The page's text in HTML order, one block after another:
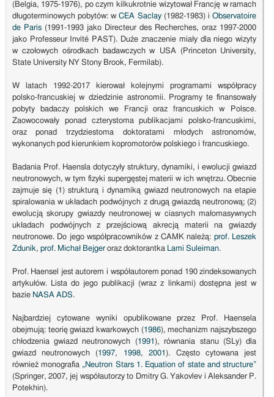
(Belgia, 1975-1976), po czym kilkukrotnie wizytował Francję w ramach
długoterminowych pobytów: wCEA Saclay(1982-1983) iObservatoire
de Paris(1991-1993 jako Directeur des Recherches, oraz 1997-2000
jako Professeur Invité PAST). Duże znaczenie miały dla niego wizyty
w czołowych ośrodkach badawczych w USA (Princeton University,
State University NY Stony Brook, Fermilab).
W latach 1992-2017 kierował kolejnymi programami współpracy
polsko-francuskiej w dziedzinie astronomii. Programy te finansowały
pobyty badaczy polskich we Francji oraz francuskich w Polsce.
Zaowocowały ponad czterystoma publikacjami polsko-francuskimi,
oraz ponad trzydziestoma doktoratami młodych astronomów,
wykonanych pod kierunkiem kopromotorów polskiego i francuskiego.
Badania Prof. Haensla dotyczyły struktury, dynamiki, i ewolucji gwiazd
neutronowych, w tym fizyki supergęstej materii w ich wnętrzu. Obecnie
zajmuje się (1) strukturą i dynamiką gwiazd neutronowych na etapie
spiralowania w układach podwójnych z drugą gwiazdą neutronową; (2)
ewolucją skorupy gwiazdy neutronowej w ciasnych małomasywnych
układach podwójnych z przejściową akrecją materii na gwiazdy
neutronowe. Do jego współpracowników z CAMK należą: prof. Leszek
Zdunik, prof. Michał Bejgeroraz doktorantka Lami Suleiman.
Prof. Haensel jest autorem i współautorem ponad 190 zindeksowanych
artykułów. Lista do jego publikacji (wraz z linkami) dostępna jest w
bazie NASA ADS.
Najbardziej cytowane wyniki opublikowane przez Prof. Haensela
obejmują: teorię gwiazd kwarkowych (1986), mechanizm najszybszego
chłodzenia gwiazd neutronowych (1991 ), równania stanu (SLy) dla
gwiazd neutronowych (1997, 1998,2001 ). Często cytowana jest
również monografia „Neutron Stars 1. Equation of state and structure”
(Springer, 2007, jej współautorzy to Dmitry G. Yakovlev i Aleksander P.
Potekhin).